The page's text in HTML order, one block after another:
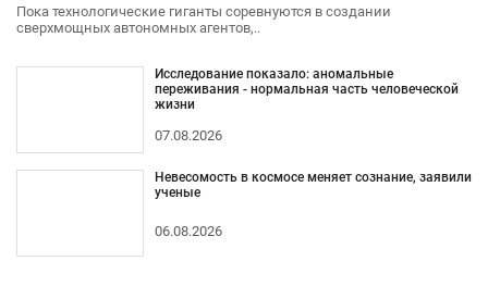
Пока технологические гиганты соревнуются в создании
сверхмощных автономных агентов,..
Исследование показало: аномальные
переживания - нормальная часть человеческой
жизни
07.08.2026
Невесомость в космосе меняет сознание, заявили
ученые
06.08.2026